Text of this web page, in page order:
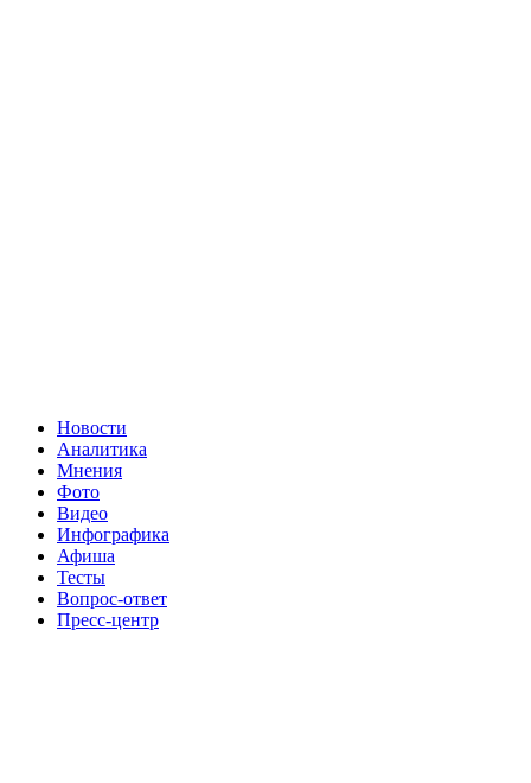
Новости
Аналитика
Мнения
Фото
Видео
Инфографика
Афиша
Тесты
Вопрос-ответ
Пресс-центр